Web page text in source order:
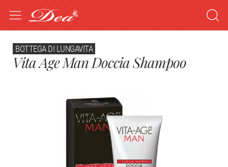
BOTTEGA DI LUNGAVITA
Vita Age Man Doccia Shampoo